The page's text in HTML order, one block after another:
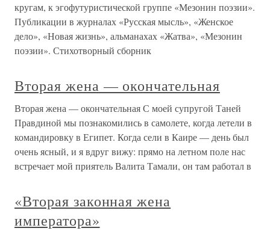
кругам, к эгофутуристической группе «Мезонин поэзии».
Публикации в журналах «Русская мысль», «Женское
дело», «Новая жизнь», альманахах «Жатва», «Мезонин
поэзии». Стихотворный сборник
Вторая жена — окончательная
Вторая жена — окончательная С моей супругой Таней
Правдиной мы познакомились в самолете, когда летели в
командировку в Египет. Когда сели в Каире — день был
очень ясный, и я вдруг вижу: прямо на летном поле нас
встречает мой приятель Валита Тамали, он там работал в
«Вторая законная жена
императора»